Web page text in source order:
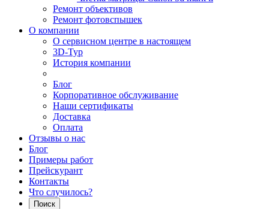
Ремонт объективов
Ремонт фотовспышек
О компании
О сервисном центре в настоящем
3D-Тур
История компании
Блог
Корпоративное обслуживание
Наши сертификаты
Доставка
Оплата
Отзывы о нас
Блог
Примеры работ
Прейскурант
Контакты
Что случилось?
Поиск